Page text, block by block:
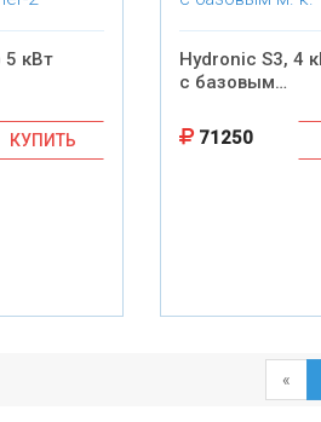
5 кВт
КУПИТЬ
Hydronic S3, 4
с базовым…
71250
«